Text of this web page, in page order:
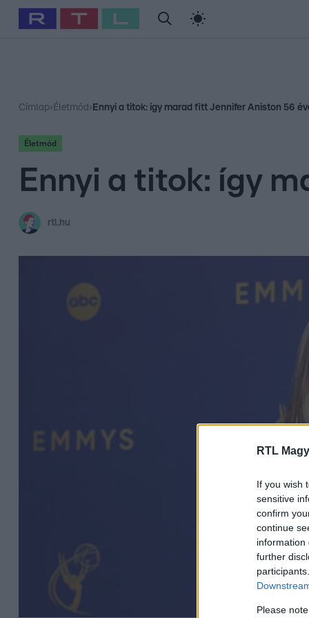
RTL
If you wish
sensitive
confirm
continue
information
further
Please
Babits Marcella Szellő István Most Wanted
Címlap› Életmód › Ennyi a titok: így marad fitt Jennifer Aniston 56
Életmód
Ennyi a titok: így
rtl.hu